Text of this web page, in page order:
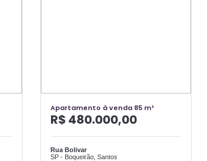
Apartamento à venda 85 m²
R$ 480.000,00
Rua Bolivar
SP - Boqueirão, Santos